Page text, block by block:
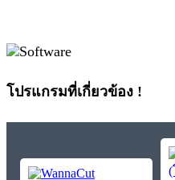
โปรแกรมที่เกี่ยวข้อง !